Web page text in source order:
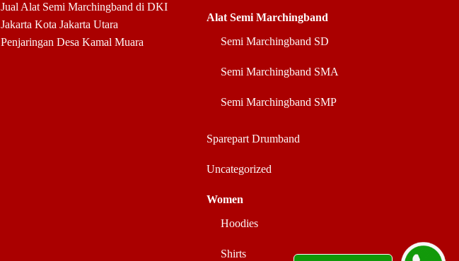
Jual Alat Semi Marchingband di DKI
Jakarta Kota Jakarta Utara
Penjaringan Desa Kamal Muara
Alat Semi Marchingband
Semi Marchingband SD
Semi Marchingband SMA
Semi Marchingband SMP
Sparepart Drumband
Uncategorized
Women
Hoodies
Shirts